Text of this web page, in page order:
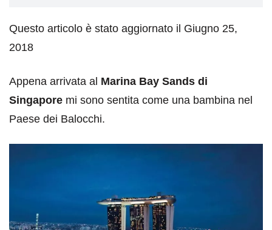
Questo articolo è stato aggiornato il Giugno 25,
2018
Appena arrivata al Marina Bay Sands di
Singapore mi sono sentita come una bambina nel
Paese dei Balocchi.